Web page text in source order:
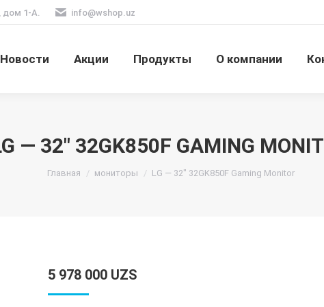
дом 1-А. info@wshop.uz
Новости Акции Продукты О компании
— 32″ 32GK850F GAMING
Вы здесь:
Главная мониторы LG — 32″ 32GK850F Gaming Monitor
5 978 000 UZS